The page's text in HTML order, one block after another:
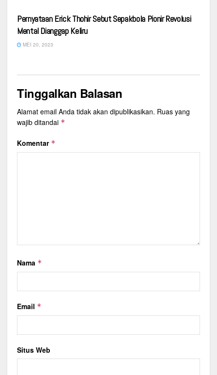
Pernyataan Erick Thohir Sebut Sepakbola Pionir Revolusi
Mental Dianggap Keliru
MEI 20, 2023
Tinggalkan Balasan
Alamat email Anda tidak akan dipublikasikan. Ruas yang
wajib ditandai *
Komentar *
Nama *
Email *
Situs Web